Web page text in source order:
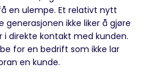
en ulempe. Et relativt nytt
ikke liker å gjøre
i direkte kontakt med kunden.
for en bedrift som ikke lar
en kunde.